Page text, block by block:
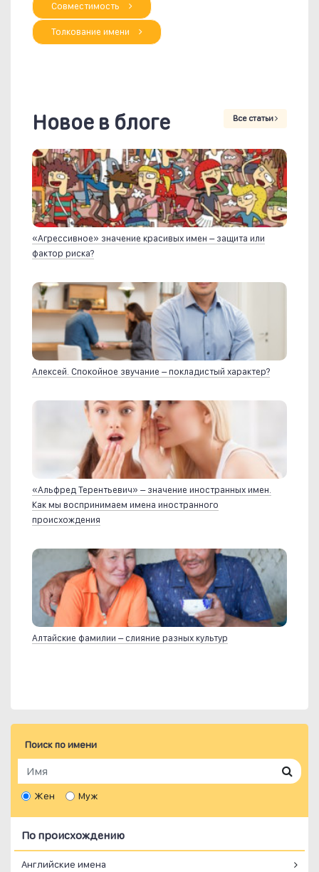
Совместимость
Толкование имени
Новое в блоге Все статьи
«Агрессивное» значение красивых имен – защита или
фактор риска?
Алексей. Спокойное звучание – покладистый характер?
«Альфред Терентьевич» – значение иностранных имен.
Как мы воспринимаем имена иностранного
происхождения
Алтайские фамилии – слияние разных культур
Поиск по имени
Жен Муж
По происхождению
Английские имена